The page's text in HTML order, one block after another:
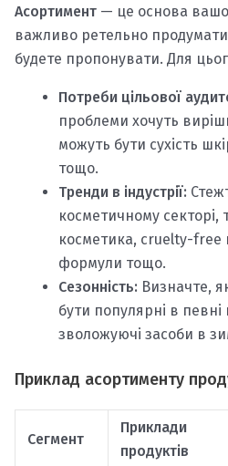
Асортимент — це основа
важливо ретельно
будете пропонувати. Для
Потреби цільової
проблеми хочуть
можуть бути сухість
тощо.
Тренди в індустрії:
косметичному секторі,
косметика, cruelty-free
формули тощо.
Сезонність: Визначте,
бути популярні в
зволожуючі засоби в
Приклад асортименту
Сегмент
Приклади
продуктів